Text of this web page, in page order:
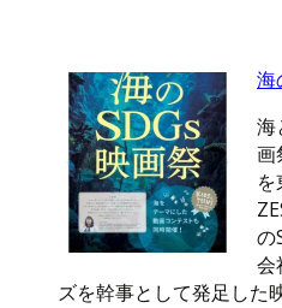
海
海
画
の
会
ズを幹事として発足した